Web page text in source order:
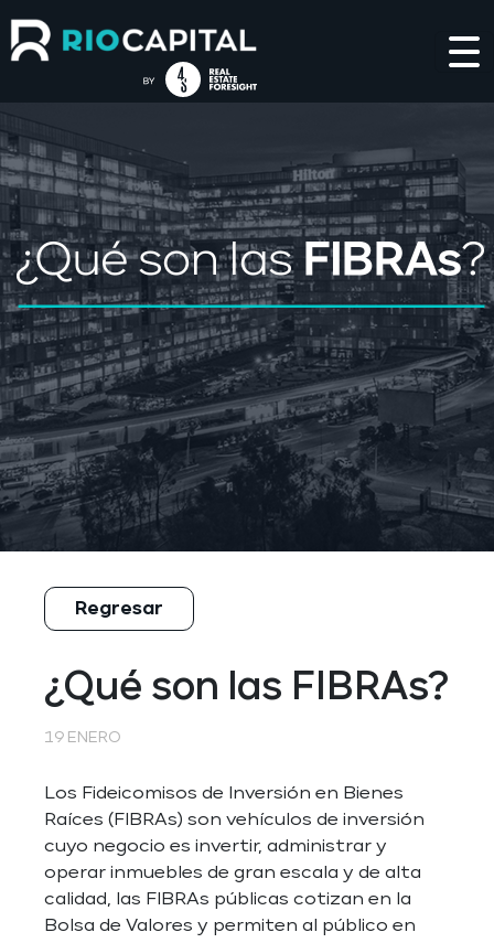
Regresar
¿Qué son las FIBRAs?
19 ENERO
Los Fideicomisos de Inversión en Bienes
Raíces (FIBRAs) son vehículos de inversión
cuyo negocio es invertir, administrar y
operar inmuebles de gran escala y de alta
calidad, las FIBRAs públicas cotizan en la
Bolsa de Valores y permiten al público en